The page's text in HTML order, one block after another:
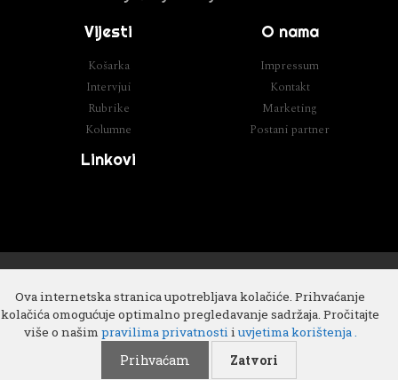
Ova internetska stranica upotrebljava kolačiće. Prihvaćanje
kolačića omogućuje optimalno pregledavanje sadržaja. Pročitajte
više o našim pravilima privatnostiiuvjetima korištenja .
Prihvaćam Zatvori
Vijesti
Košarka
Intervjui
Rubrike
Kolumne
O nama
Impressum
Kontakt
Marketing
Postani partner
Linkovi